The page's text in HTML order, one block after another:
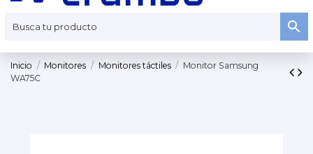
Inicio Monitores Monitores táctiles
Monitor Samsung
WA75C